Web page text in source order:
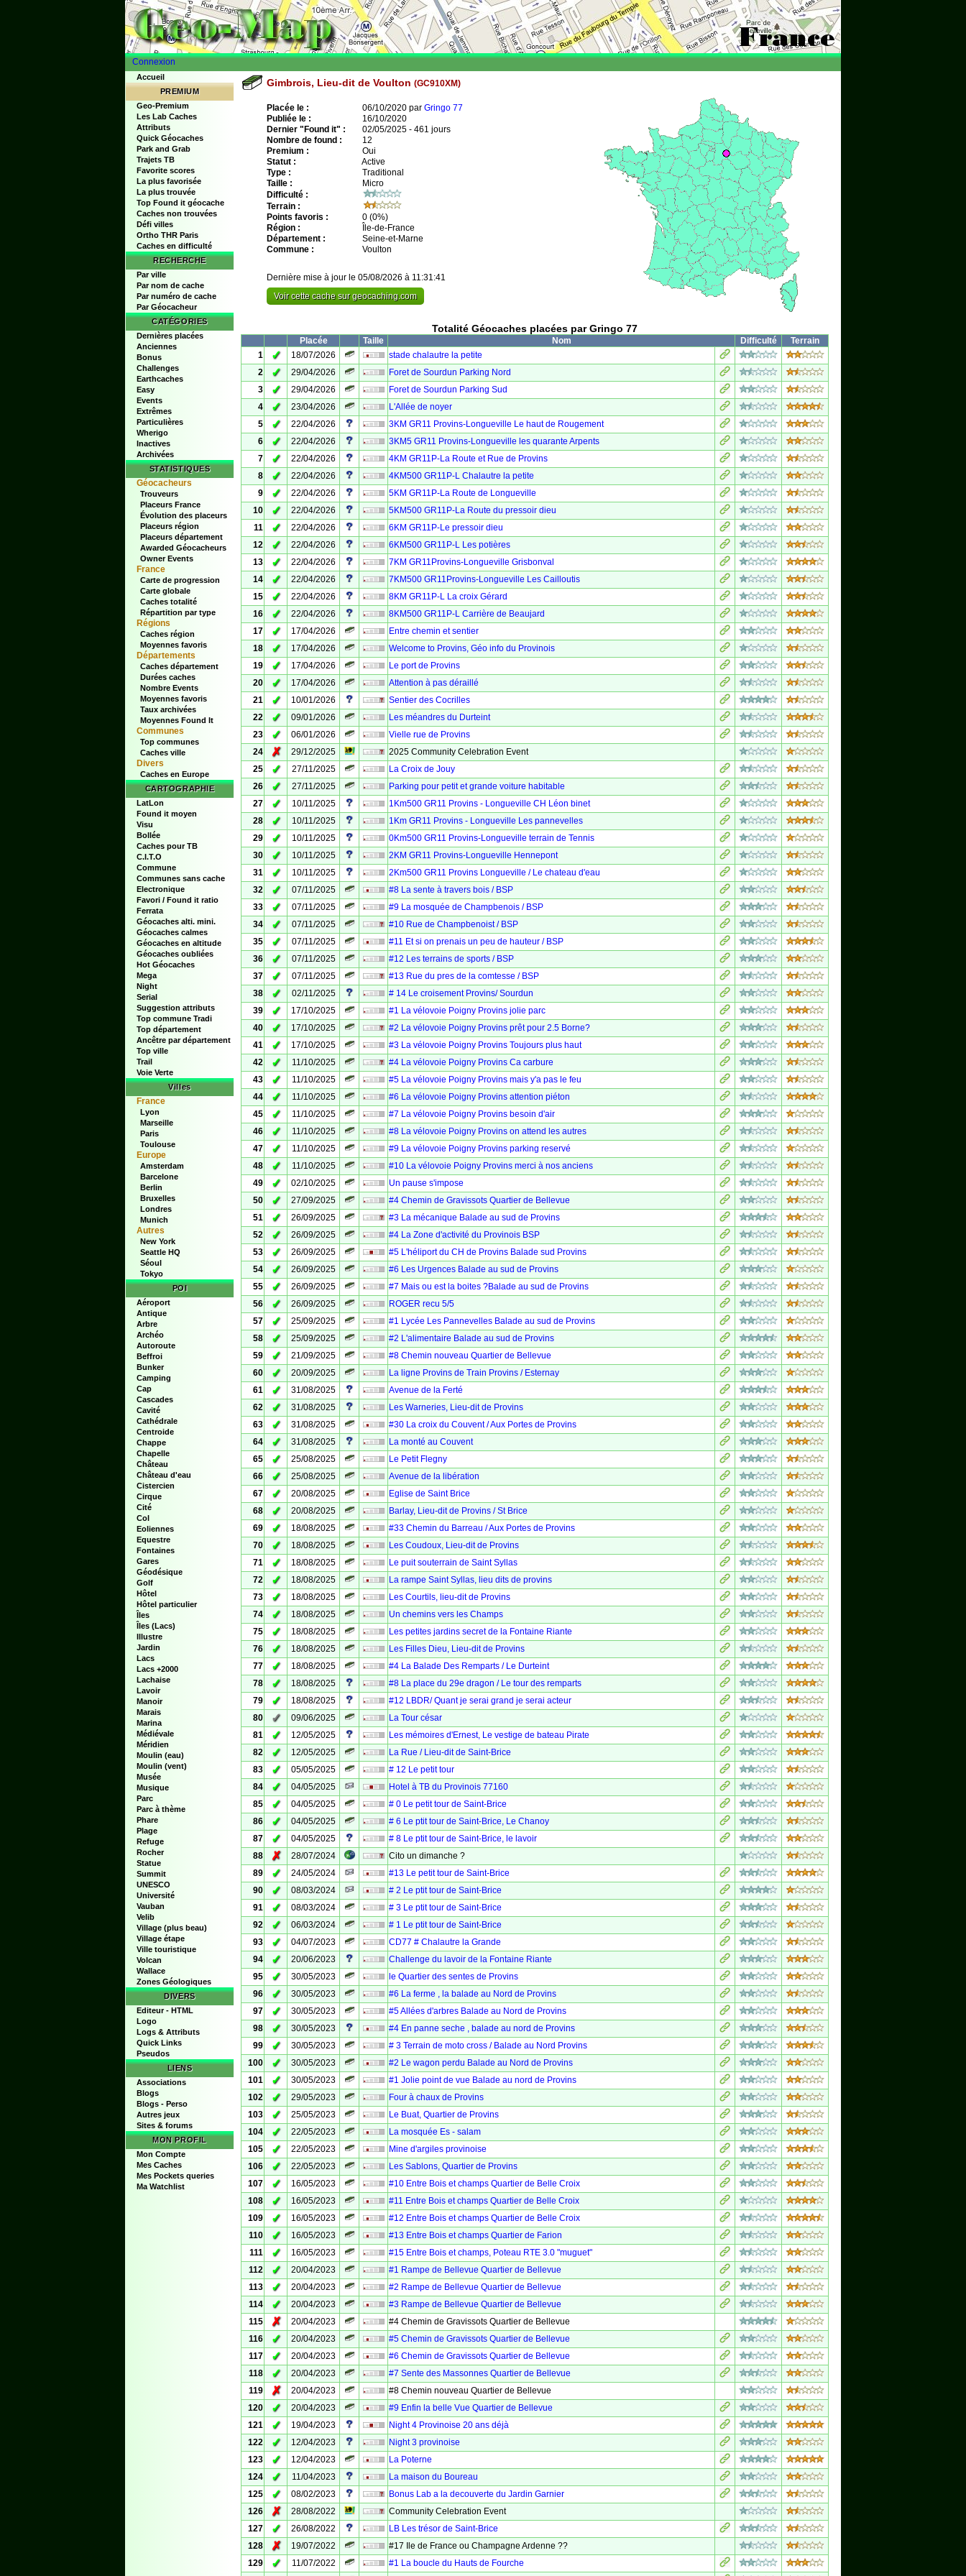
Connexion
Accueil
PREMIUM
Geo-Premium
Les Lab Caches
Attributs
Quick Géocaches
Park and Grab
Trajets TB
Favorite scores
La plus favorisée
La plus trouvée
Top Found it géocache
Caches non trouvées
Défi villes
Ortho THR Paris
Caches en difficulté
RECHERCHE
Par ville
Par nom de cache
Par numéro de cache
Par Géocacheur
CATÉGORIES
Dernières placées
Anciennes
Bonus
Challenges
Earthcaches
Easy
Events
Extrêmes
Particulières
Wherigo
Inactives
Archivées
STATISTIQUES
Géocacheurs
Trouveurs
Placeurs France
Évolution des placeurs
Placeurs région
Placeurs département
Awarded Géocacheurs
Owner Events
France
Carte de progression
Carte globale
Caches totalité
Répartition par type
Régions
Caches région
Moyennes favoris
Départements
Caches département
Durées caches
Nombre Events
Moyennes favoris
Taux archivées
Moyennes Found It
Communes
Top communes
Caches ville
Divers
Caches en Europe
CARTOGRAPHIE
LatLon
Found it moyen
Visu
Bollée
Caches pour TB
C.I.T.O
Commune
Communes sans cache
Electronique
Favori / Found it ratio
Ferrata
Géocaches alti. mini.
Géocaches calmes
Géocaches en altitude
Géocaches oubliées
Hot Géocaches
Mega
Night
Serial
Suggestion attributs
Top commune Tradi
Top département
Ancêtre par département
Top ville
Trail
Voie Verte
Villes
France
Lyon
Marseille
Paris
Toulouse
Europe
Amsterdam
Barcelone
Berlin
Bruxelles
Londres
Munich
Autres
New York
Seattle HQ
Séoul
Tokyo
POI
Aéroport
Antique
Arbre
Archéo
Autoroute
Beffroi
Bunker
Camping
Cap
Cascades
Cavité
Cathédrale
Centroide
Chappe
Chapelle
Château
Château d'eau
Cistercien
Cirque
Cité
Col
Eoliennes
Equestre
Fontaines
Gares
Géodésique
Golf
Hôtel
Hôtel particulier
Îles
Îles (Lacs)
Illustre
Jardin
Lacs
Lacs +2000
Lachaise
Lavoir
Manoir
Marais
Marina
Médiévale
Méridien
Moulin (eau)
Moulin (vent)
Musée
Musique
Parc
Parc à thème
Phare
Plage
Refuge
Rocher
Statue
Summit
UNESCO
Université
Vauban
Velib
Village (plus beau)
Village étape
Ville touristique
Volcan
Wallace
Zones Géologiques
DIVERS
Editeur - HTML
Logo
Logs & Attributs
Quick Links
Pseudos
LIENS
Associations
Blogs
Blogs - Perso
Autres jeux
Sites & forums
MON PROFIL
Mon Compte
Mes Caches
Mes Pockets queries
Ma Watchlist
Gimbrois, Lieu-dit de Voulton (GC910XM)
Placée le : 06/10/2020 par Gringo 77
Publiée le :
16/10/2020
Dernier "Found it" :
02/05/2025 - 461 jours
Nombre de found :
12
Premium :
Oui
Statut :
Active
Type :
Traditional
Taille :
Micro
Difficulté :
Terrain :
Points favoris :
0 (0%)
Région :
Île-de-France
Département :
Seine-et-Marne
Commune :
Voulton
Dernière mise à jour le 05/08/2026 à 11:31:41
Voir cette cache sur geocaching.com
Totalité Géocaches placées par Gringo 77
Placée Taille Nom Difficulté
Terrain
1
✓ 18/07/2026
stade chalautre la petite
2
✓ 29/04/2026
Foret de Sourdun Parking Nord
3
✓ 29/04/2026
Foret de Sourdun Parking Sud
4
✓ 23/04/2026
L'Allée de noyer
5
✓ 22/04/2026
3KM GR11 Provins-Longueville Le haut de Rougement
6
✓ 22/04/2026
3KM5 GR11 Provins-Longueville les quarante Arpents
7
✓ 22/04/2026
4KM GR11P-La Route et Rue de Provins
8
✓ 22/04/2026
4KM500 GR11P-L Chalautre la petite
9
✓ 22/04/2026
5KM GR11P-La Route de Longueville
10
✓ 22/04/2026
5KM500 GR11P-La Route du pressoir dieu
11
✓ 22/04/2026
6KM GR11P-Le pressoir dieu
12
✓ 22/04/2026
6KM500 GR11P-L Les potières
13
✓ 22/04/2026
7KM GR11Provins-Longueville Grisbonval
14
✓ 22/04/2026
7KM500 GR11Provins-Longueville Les Cailloutis
15
✓ 22/04/2026
8KM GR11P-L La croix Gérard
16
✓ 22/04/2026
8KM500 GR11P-L Carrière de Beaujard
17
✓ 17/04/2026
Entre chemin et sentier
18
✓ 17/04/2026
Welcome to Provins, Géo info du Provinois
19
✓ 17/04/2026
Le port de Provins
20
✓ 17/04/2026
Attention à pas déraillé
21
✓ 10/01/2026
Sentier des Cocrilles
22
✓ 09/01/2026
Les méandres du Durteint
23
✓ 06/01/2026
Vielle rue de Provins
24
✗ 29/12/2025
2025 Community Celebration Event
25
✓ 27/11/2025
La Croix de Jouy
26
✓ 27/11/2025
Parking pour petit et grande voiture habitable
27
✓ 10/11/2025
1Km500 GR11 Provins - Longueville CH Léon binet
28
✓ 10/11/2025
1Km GR11 Provins - Longueville Les pannevelles
29
✓ 10/11/2025
0Km500 GR11 Provins-Longueville terrain de Tennis
30
✓ 10/11/2025
2KM GR11 Provins-Longueville Hennepont
31
✓ 10/11/2025
2Km500 GR11 Provins Longueville / Le chateau d'eau
32
✓ 07/11/2025
#8 La sente à travers bois / BSP
33
✓ 07/11/2025
#9 La mosquée de Champbenois / BSP
34
✓ 07/11/2025
#10 Rue de Champbenoist / BSP
35
✓ 07/11/2025
#11 Et si on prenais un peu de hauteur / BSP
36
✓ 07/11/2025
#12 Les terrains de sports / BSP
37
✓ 07/11/2025
#13 Rue du pres de la comtesse / BSP
38
✓ 02/11/2025
# 14 Le croisement Provins/ Sourdun
39
✓ 17/10/2025
#1 La vélovoie Poigny Provins jolie parc
40
✓ 17/10/2025
#2 La vélovoie Poigny Provins prêt pour 2.5 Borne?
41
✓ 17/10/2025
#3 La vélovoie Poigny Provins Toujours plus haut
42
✓ 11/10/2025
#4 La vélovoie Poigny Provins Ca carbure
43
✓ 11/10/2025
#5 La vélovoie Poigny Provins mais y'a pas le feu
44
✓ 11/10/2025
#6 La vélovoie Poigny Provins attention piéton
45
✓ 11/10/2025
#7 La vélovoie Poigny Provins besoin d'air
46
✓ 11/10/2025
#8 La vélovoie Poigny Provins on attend les autres
47
✓ 11/10/2025
#9 La vélovoie Poigny Provins parking reservé
48
✓ 11/10/2025
#10 La vélovoie Poigny Provins merci à nos anciens
49
✓ 02/10/2025
Un pause s'impose
50
✓ 27/09/2025
#4 Chemin de Gravissots Quartier de Bellevue
51
✓ 26/09/2025
#3 La mécanique Balade au sud de Provins
52
✓ 26/09/2025
#4 La Zone d'activité du Provinois BSP
53
✓ 26/09/2025
#5 L'héliport du CH de Provins Balade sud Provins
54
✓ 26/09/2025
#6 Les Urgences Balade au sud de Provins
55
✓ 26/09/2025
#7 Mais ou est la boites ?Balade au sud de Provins
56
✓ 26/09/2025
ROGER recu 5/5
57
✓ 25/09/2025
#1 Lycée Les Pannevelles Balade au sud de Provins
58
✓ 25/09/2025
#2 L'alimentaire Balade au sud de Provins
59
✓ 21/09/2025
#8 Chemin nouveau Quartier de Bellevue
60
✓ 20/09/2025
La ligne Provins de Train Provins / Esternay
61
✓ 31/08/2025
Avenue de la Ferté
62
✓ 31/08/2025
Les Warneries, Lieu-dit de Provins
63
✓ 31/08/2025
#30 La croix du Couvent / Aux Portes de Provins
64
✓ 31/08/2025
La monté au Couvent
65
✓ 25/08/2025
Le Petit Flegny
66
✓ 25/08/2025
Avenue de la libération
67
✓ 20/08/2025
Eglise de Saint Brice
68
✓ 20/08/2025
Barlay, Lieu-dit de Provins / St Brice
69
✓ 18/08/2025
#33 Chemin du Barreau / Aux Portes de Provins
70
✓ 18/08/2025
Les Coudoux, Lieu-dit de Provins
71
✓ 18/08/2025
Le puit souterrain de Saint Syllas
72
✓ 18/08/2025
La rampe Saint Syllas, lieu dits de provins
73
✓ 18/08/2025
Les Courtils, lieu-dit de Provins
74
✓ 18/08/2025
Un chemins vers les Champs
75
✓ 18/08/2025
Les petites jardins secret de la Fontaine Riante
76
✓ 18/08/2025
Les Filles Dieu, Lieu-dit de Provins
77
✓ 18/08/2025
#4 La Balade Des Remparts / Le Durteint
78
✓ 18/08/2025
#8 La place du 29e dragon / Le tour des remparts
79
✓ 18/08/2025
#12 LBDR/ Quant je serai grand je serai acteur
80
✓ 09/06/2025
La Tour césar
81
✓ 12/05/2025
Les mémoires d'Ernest, Le vestige de bateau Pirate
82
✓ 12/05/2025
La Rue / Lieu-dit de Saint-Brice
83
✓ 05/05/2025
# 12 Le petit tour
84
✓ 04/05/2025
Hotel à TB du Provinois 77160
85
✓ 04/05/2025
# 0 Le petit tour de Saint-Brice
86
✓ 04/05/2025
# 6 Le ptit tour de Saint-Brice, Le Chanoy
87
✓ 04/05/2025
# 8 Le ptit tour de Saint-Brice, le lavoir
88
✗ 28/07/2024
Cito un dimanche ?
89
✓ 24/05/2024
#13 Le petit tour de Saint-Brice
90
✓ 08/03/2024
# 2 Le ptit tour de Saint-Brice
91
✓ 08/03/2024
# 3 Le ptit tour de Saint-Brice
92
✓ 06/03/2024
# 1 Le ptit tour de Saint-Brice
93
✓ 04/07/2023
CD77 # Chalautre la Grande
94
✓ 20/06/2023
Challenge du lavoir de la Fontaine Riante
95
✓ 30/05/2023
le Quartier des sentes de Provins
96
✓ 30/05/2023
#6 La ferme , la balade au Nord de Provins
97
✓ 30/05/2023
#5 Allées d'arbres Balade au Nord de Provins
98
✓ 30/05/2023
#4 En panne seche , balade au nord de Provins
99
✓ 30/05/2023
# 3 Terrain de moto cross / Balade au Nord Provins
100
✓ 30/05/2023
#2 Le wagon perdu Balade au Nord de Provins
101
✓ 30/05/2023
#1 Jolie point de vue Balade au nord de Provins
102
✓ 29/05/2023
Four à chaux de Provins
103
✓ 25/05/2023
Le Buat, Quartier de Provins
104
✓ 22/05/2023
La mosquée Es - salam
105
✓ 22/05/2023
Mine d'argiles provinoise
106
✓ 22/05/2023
Les Sablons, Quartier de Provins
107
✓ 16/05/2023
#10 Entre Bois et champs Quartier de Belle Croix
108
✓ 16/05/2023
#11 Entre Bois et champs Quartier de Belle Croix
109
✓ 16/05/2023
#12 Entre Bois et champs Quartier de Belle Croix
110
✓ 16/05/2023
#13 Entre Bois et champs Quartier de Farion
111
✓ 16/05/2023
#15 Entre Bois et champs, Poteau RTE 3.0 "muguet"
112
✓ 20/04/2023
#1 Rampe de Bellevue Quartier de Bellevue
113
✓ 20/04/2023
#2 Rampe de Bellevue Quartier de Bellevue
114
✓ 20/04/2023
#3 Rampe de Bellevue Quartier de Bellevue
115
✗ 20/04/2023
#4 Chemin de Gravissots Quartier de Bellevue
116
✓ 20/04/2023
#5 Chemin de Gravissots Quartier de Bellevue
117
✓ 20/04/2023
#6 Chemin de Gravissots Quartier de Bellevue
118
✓ 20/04/2023
#7 Sente des Massonnes Quartier de Bellevue
119
✗ 20/04/2023
#8 Chemin nouveau Quartier de Bellevue
120
✓ 20/04/2023
#9 Enfin la belle Vue Quartier de Bellevue
121
✓ 19/04/2023
Night 4 Provinoise 20 ans déjà
122
✓ 12/04/2023
Night 3 provinoise
123
✓ 12/04/2023
La Poterne
124
✓ 11/04/2023
La maison du Boureau
125
✓ 08/02/2023
Bonus Lab a la decouverte du Jardin Garnier
126
✗ 28/08/2022
Community Celebration Event
127
✓ 26/08/2022
LB Les trésor de Saint-Brice
128
✗ 19/07/2022
#17 Ile de France ou Champagne Ardenne ??
129
✓ 11/07/2022
#1 La boucle du Hauts de Fourche